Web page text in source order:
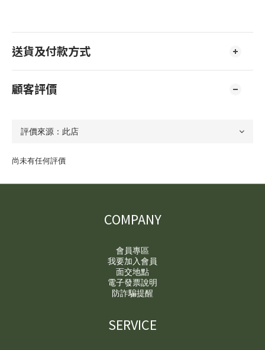
送貨及付款方式
顧客評價
尚未有任何評價
COMPANY
會員專區
我要加入會員
面交地點
電子發票說明
防詐騙提醒
SERVICE